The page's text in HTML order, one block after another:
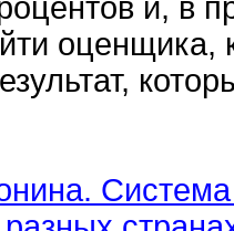
и, в
оценщика,